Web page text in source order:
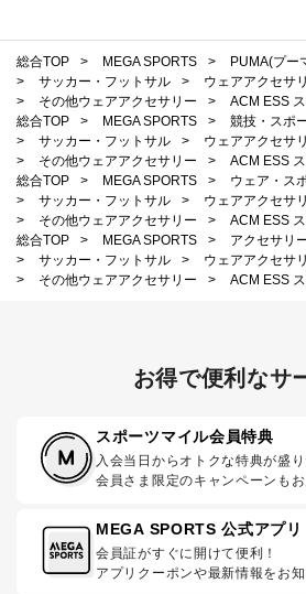
総合TOP > MEGA SPORTS >
PUMA(プー
>
サッカー・フットサル >
ウェアアクセサ
>
その他ウェアアクセサリー >
ACM ESS
総合TOP
> MEGA SPORTS >
競技・スポ
>
サッカー・フットサル >
ウェアアクセサ
>
その他ウェアアクセサリー >
ACM ESS
総合TOP
> MEGA SPORTS >
ウェア・ス
>
サッカー・フットサル >
ウェアアクセサ
>
その他ウェアアクセサリー >
ACM ESS
総合TOP
> MEGA SPORTS >
アクセサリ
>
サッカー・フットサル >
ウェアアクセサ
>
その他ウェアアクセサリー > ACM ESS
お得で便利なサ
スポーツマイル会員特典
入会当日からオトクな特典が盛り
会員さま限定のキャンペーンもお
MEGA SPORTS 公式アプリ
会員証がすぐに開けて便利！
アプリクーポンや最新情報をお知